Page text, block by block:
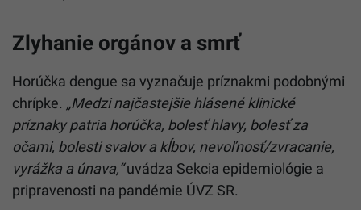
Zlyhanie orgánov a smrť
Horúčka dengue sa vyznačuje príznakmi podobnými
chrípke. „Medzi najčastejšie hlásené klinické
príznaky patria horúčka, bolesť hlavy, bolesť za
očami, bolesti svalov a kĺbov, nevoľnosť/zvracanie,
vyrážka a únava,“uvádza Sekcia epidemiológie a
pripravenosti na pandémie ÚVZ SR.